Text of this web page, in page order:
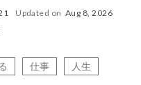
Updated on Aug 8, 2026
仕事 人生